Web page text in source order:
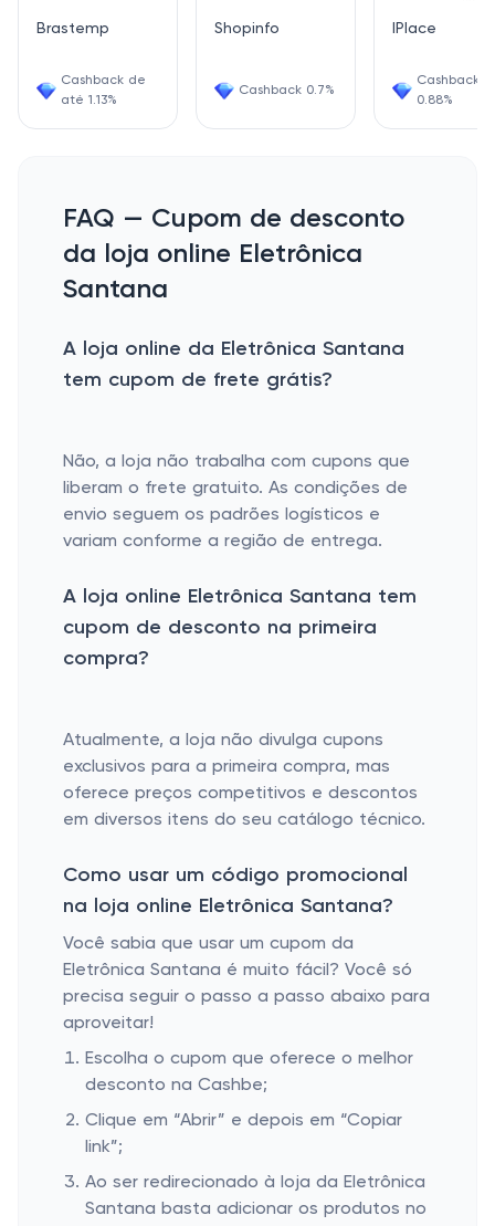
Brastemp
Cashback de
até 1.13%
Shopinfo
Cashback 0.7%
IPlace
Cashback
0.88%
FAQ — Cupom de desconto
da loja online Eletrônica
Santana
A loja online da Eletrônica Santana
tem cupom de frete grátis?
Não, a loja não trabalha com cupons que
liberam o frete gratuito. As condições de
envio seguem os padrões logísticos e
variam conforme a região de entrega.
A loja online Eletrônica Santana tem
cupom de desconto na primeira
compra?
Atualmente, a loja não divulga cupons
exclusivos para a primeira compra, mas
oferece preços competitivos e descontos
em diversos itens do seu catálogo técnico.
Como usar um código promocional
na loja online Eletrônica Santana?
Você sabia que usar um cupom da
Eletrônica Santana é muito fácil? Você só
precisa seguir o passo a passo abaixo para
aproveitar!
Escolha o cupom que oferece o melhor
desconto na Cashbe;
Clique em “Abrir” e depois em “Copiar
link”;
Ao ser redirecionado à loja da Eletrônica
Santana basta adicionar os produtos no